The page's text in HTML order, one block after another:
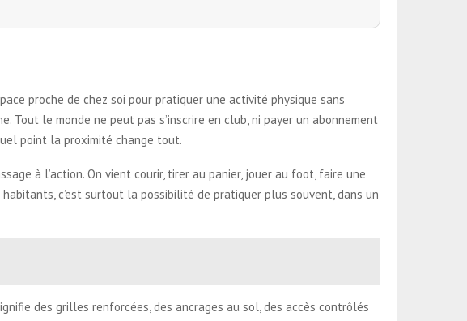
proche de chez soi pour pratiquer une activité physique sans
Tout le monde ne peut pas s’inscrire en club, ni payer un abonnement
point la proximité change tout.
à l’action. On vient courir, tirer au panier, jouer au foot, faire une
c’est surtout la possibilité de pratiquer plus souvent, dans un
des grilles renforcées, des ancrages au sol, des accès contrôlés